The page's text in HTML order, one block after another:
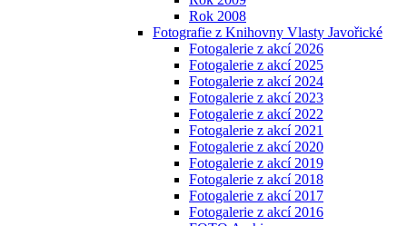
Rok 2008
Fotografie z Knihovny Vlasty Javořické
Fotogalerie z akcí 2026
Fotogalerie z akcí 2025
Fotogalerie z akcí 2024
Fotogalerie z akcí 2023
Fotogalerie z akcí 2022
Fotogalerie z akcí 2021
Fotogalerie z akcí 2020
Fotogalerie z akcí 2019
Fotogalerie z akcí 2018
Fotogalerie z akcí 2017
Fotogalerie z akcí 2016